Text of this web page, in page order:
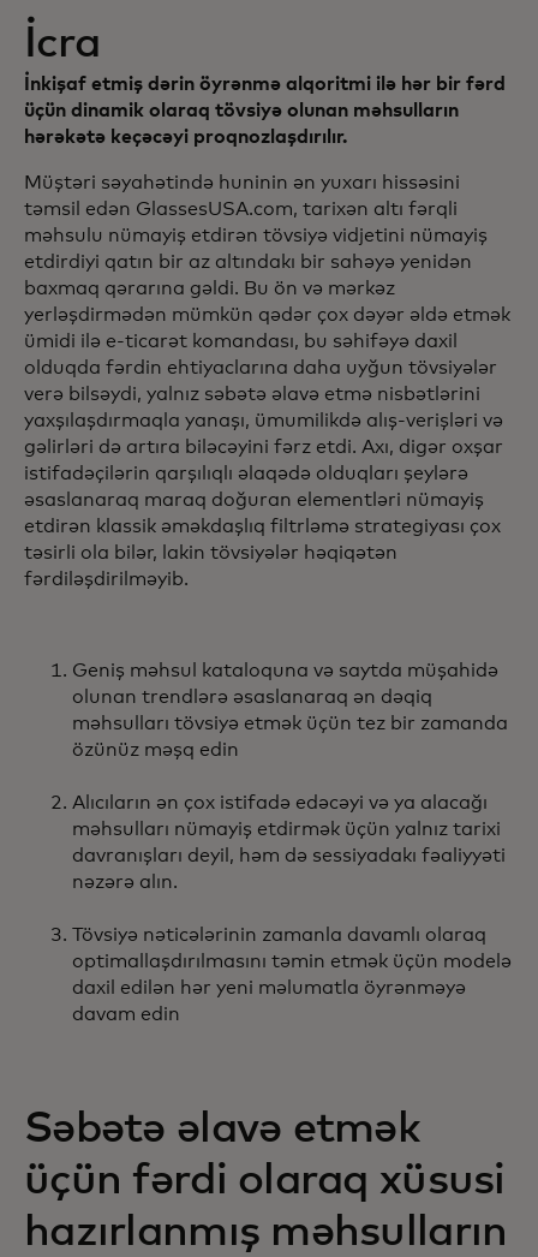
İcra
İnkişaf etmiş dərin öyrənmə alqoritmi ilə hər bir fərd
üçün dinamik olaraq tövsiyə olunan məhsulların
hərəkətə keçəcəyi proqnozlaşdırılır.
Müştəri səyahətində huninin ən yuxarı hissəsini
təmsil edən GlassesUSA.com, tarixən altı fərqli
məhsulu nümayiş etdirən tövsiyə vidjetini nümayiş
etdirdiyi qatın bir az altındakı bir sahəyə yenidən
baxmaq qərarına gəldi. Bu ön və mərkəz
yerləşdirmədən mümkün qədər çox dəyər əldə etmək
ümidi ilə e-ticarət komandası, bu səhifəyə daxil
olduqda fərdin ehtiyaclarına daha uyğun tövsiyələr
verə bilsəydi, yalnız səbətə əlavə etmə nisbətlərini
yaxşılaşdırmaqla yanaşı, ümumilikdə alış-verişləri və
gəlirləri də artıra biləcəyini fərz etdi. Axı, digər oxşar
istifadəçilərin qarşılıqlı əlaqədə olduqları şeylərə
əsaslanaraq maraq doğuran elementləri nümayiş
etdirən klassik əməkdaşlıq filtrləmə strategiyası çox
təsirli ola bilər, lakin tövsiyələr həqiqətən
fərdiləşdirilməyib.
Geniş məhsul kataloquna və saytda müşahidə
olunan trendlərə əsaslanaraq ən dəqiq
məhsulları tövsiyə etmək üçün tez bir zamanda
özünüz məşq edin
Alıcıların ən çox istifadə edəcəyi və ya alacağı
məhsulları nümayiş etdirmək üçün yalnız tarixi
davranışları deyil, həm də sessiyadakı fəaliyyəti
nəzərə alın.
Tövsiyə nəticələrinin zamanla davamlı olaraq
optimallaşdırılmasını təmin etmək üçün modelə
daxil edilən hər yeni məlumatla öyrənməyə
davam edin
Səbətə əlavə etmək
üçün fərdi olaraq xüsusi
hazırlanmış məhsulların